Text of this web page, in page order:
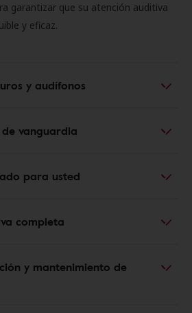
garantizar que su atención auditiva
y eficaz.
y audífonos
vanguardia
para usted
completa
y mantenimiento de